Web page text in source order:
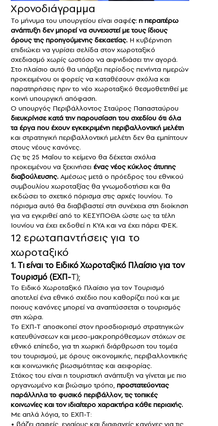
Χρονοδιάγραμμα
Το μήνυμα του υπουργείου είναι σαφές: η περαιτέρω
ανάπτυξη δεν μπορεί να συνεχιστεί με τους ίδιους
όρους της προηγούμενης δεκαετίας. Η κυβέρνηση
επιδιώκει να γυρίσει σελίδα στον χωροταξικό
σχεδιασμό χωρίς ωστόσο να αιφνιδιάσει την αγορά.
Στο πλαίσιο αυτό θα υπάρξει περίοδος πενήντα ημερών
προκειμένου οι φορείς να καταθέσουν σχόλια και
παρατηρήσεις πριν το νέο χωροταξικό θεσμοθετηθεί με
κοινή υπουργική απόφαση.
Ο υπουργός Περιβάλλοντος Σταύρος Παπασταύρου
διευκρίνισε κατά την παρουσίαση του σχεδίου ότι όλα
τα έργα που έχουν εγκεκριμένη περιβαλλοντική μελέτη
και στρατηγική περιβαλλοντική μελέτη δεν θα εμπίπτουν
στους νέους κανόνες.
Ως τις 25 Μαΐου το κείμενο θα δέχεται σχόλια
προκειμένου να ξεκινήσει ένας νέος κύκλος άτυπης
διαβούλευσης. Αμέσως μετά ο πρόεδρος του εθνικού
συμβουλίου χωροταξίας θα γνωμοδοτήσει και θα
εκδώσει το σχετικό πόρισμα στις αρχές Ιουνίου. Το
πόρισμα αυτό θα διαβιβαστεί στη συνέχεια στη διοίκηση
για να εγκριθεί από το ΚΕΣΥΠΟΘΑ ώστε ως τα τέλη
Ιουνίου να έχει εκδοθεί η ΚΥΑ και να έχει πάρει ΦΕΚ.
12 ερωταπαντήσεις για το
χωροταξικό
1. Τι είναι το Ειδικό Χωροταξικό Πλαίσιο για τον
Τουρισμό (ΕΧΠ-Τ);
Το Ειδικό Χωροταξικό Πλαίσιο για τον Τουρισμό
αποτελεί ένα εθνικό σχέδιο που καθορίζει πού και με
ποιους κανόνες μπορεί να αναπτύσσεται ο τουρισμός
στη χώρα.
To ΕΧΠ-Τ αποσκοπεί στον προσδιορισμό στρατηγικών
κατευθύνσεων και μεσο-μακροπρόθεσμων στόχων σε
εθνικό επίπεδο, για τη χωρική διάρθρωση του τομέα
του τουρισμού, με όρους οικονομικής, περιβαλλοντικής
και κοινωνικής βιωσιμότητας και αειφορίας.
Στόχος του είναι η τουριστική ανάπτυξη να γίνεται με πιο
οργανωμένο και βιώσιμο τρόπο, προστατεύοντας
παράλληλα το φυσικό περιβάλλον, τις τοπικές
κοινωνίες και τον ιδιαίτερο χαρακτήρα κάθε περιοχής.
Με απλά λόγια, το ΕΧΠ-Τ:
• βάζει σαφείς, ενιαίους και διαφανείς κανόνες για τις